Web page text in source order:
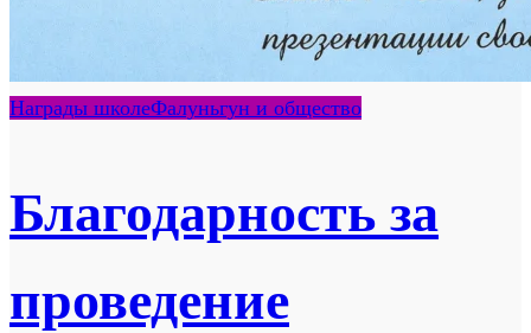
Награды школеФалуньгун и общество
Благодарность за
проведение